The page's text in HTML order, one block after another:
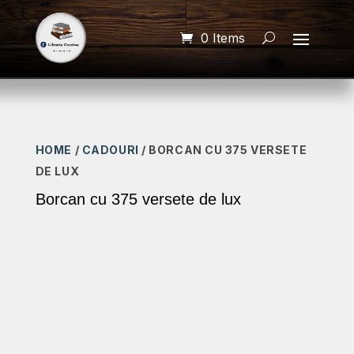
0 Items
HOME / CADOURI / BORCAN CU 375 VERSETE
DE LUX
Borcan cu 375 versete de lux